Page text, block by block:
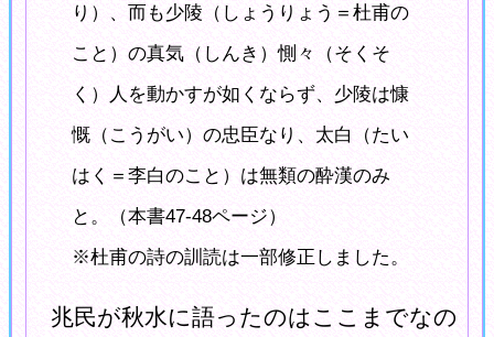
り）、而も少陵（しょうりょう＝杜甫の
こと）の真気（しんき）惻々（そくそ
く）人を動かすが如くならず、少陵は慷
慨（こうがい）の忠臣なり、太白（たい
はく＝李白のこと）は無類の酔漢のみ
と。（本書47-48ページ）
※杜甫の詩の訓読は一部修正しました。
兆民が秋水に語ったのはここまでなの